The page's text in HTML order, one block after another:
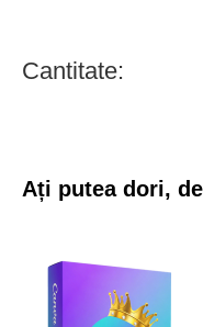
Cantitate:
Ați putea dori,